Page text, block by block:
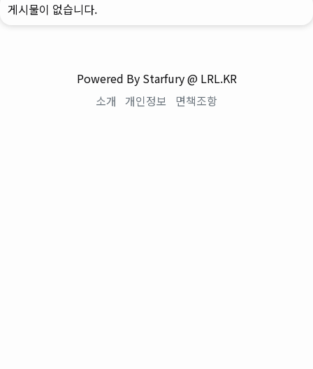
게시물이 없습니다.
Powered By Starfury @ LRL.KR
소개 개인정보 면책조항